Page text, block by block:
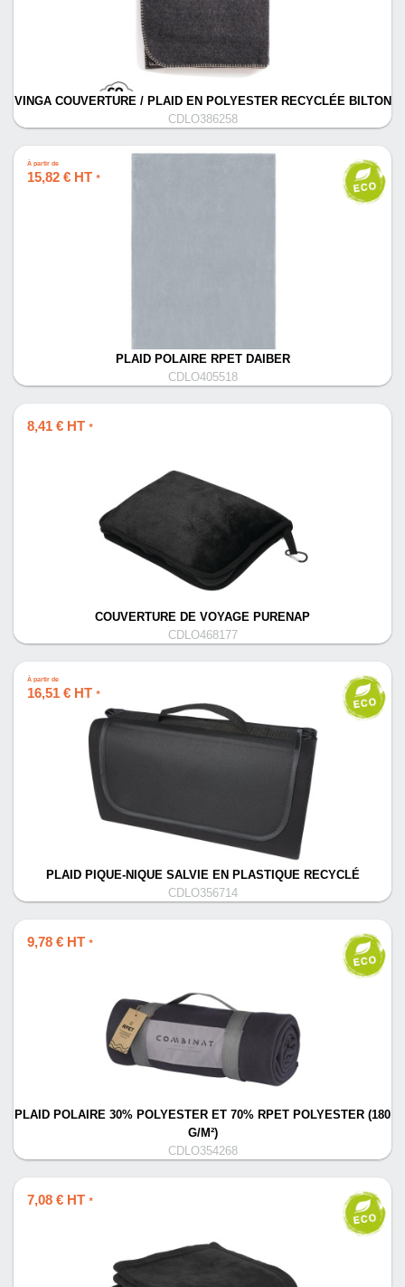
VINGA COUVERTURE / PLAID EN POLYESTER RECYCLÉE BILTON
CDLO386258
À partir de
15,82 € HT *
PLAID POLAIRE RPET DAIBER
CDLO405518
8,41 € HT *
COUVERTURE DE VOYAGE PURENAP
CDLO468177
À partir de
16,51 € HT *
PLAID PIQUE-NIQUE SALVIE EN PLASTIQUE RECYCLÉ
CDLO356714
9,78 € HT *
PLAID POLAIRE 30% POLYESTER ET 70% RPET POLYESTER (180
G/M²)
CDLO354268
7,08 € HT *